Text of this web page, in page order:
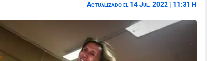
Actualizado el 14 Jul. 2022 | 11:31 H